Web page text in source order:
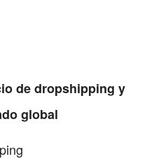
de dropshipping y
global